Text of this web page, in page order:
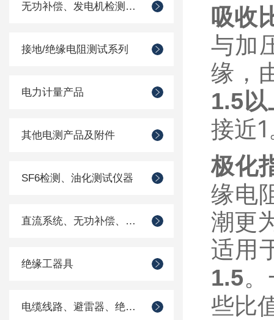
无功补偿、发电机检测仪器
接地/绝缘电阻测试系列
电力计量产品
其他电测产品及附件
SF6检测、油化测试仪器
直流系统、无功补偿、电池电机检测仪器
绝缘工器具
电缆线路、避雷器、绝缘子测试仪器
吸收
与加
缘，
1.5
接近
极化
缘电
潮更
适用
1.5
些比